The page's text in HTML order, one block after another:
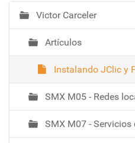
N
a
e
a
Victor Carceler
Artículos
Instalando JClic y
SMX M05 - Redes
SMX M07 - Servicios